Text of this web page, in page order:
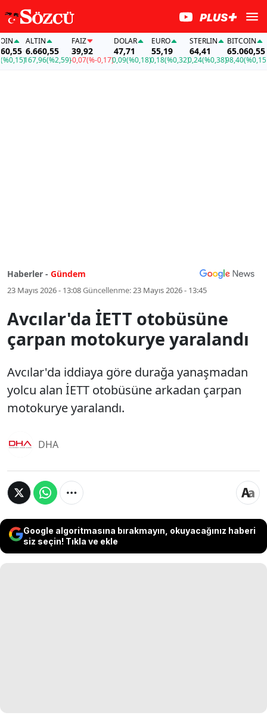
ALTIN
6.660,55
167,96(%2,59)
FAİZ
39,92
-0,07(%-0,17)
DOLAR
47,71
0,09(%0,18)
EURO
55,19
0,18(%0,32)
STERLIN
64,41
0,24(%0,38)
BITCOIN
65.060,55
98,40(%0,15)
Haberler - Gündem
23 Mayıs 2026 - 13:08Güncellenme:23 Mayıs 2026 - 13:45
Avcılar'da İETT otobüsüne
çarpan motokurye yaralandı
Avcılar'da iddiaya göre durağa yanaşmadan
yolcu alan İETT otobüsüne arkadan çarpan
motokurye yaralandı.
DHA
Google algoritmasına bırakmayın, okuyacağınız haberi
siz seçin! Tıkla ve ekle